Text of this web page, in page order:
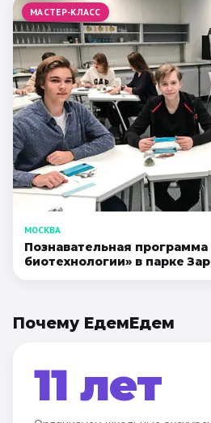
МАСТЕР-КЛАСС
МОСКВА
Познавательная
биотехнологии» в парке
Почему ЕдемЕдем
11 лет